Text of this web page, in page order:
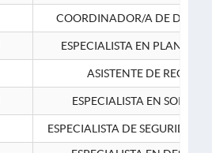
COORDINADOR/A DE
ESPECIALISTA EN
ASISTENTE DE
ESPECIALISTA EN
ESPECIALISTA DE SEGURIDAD